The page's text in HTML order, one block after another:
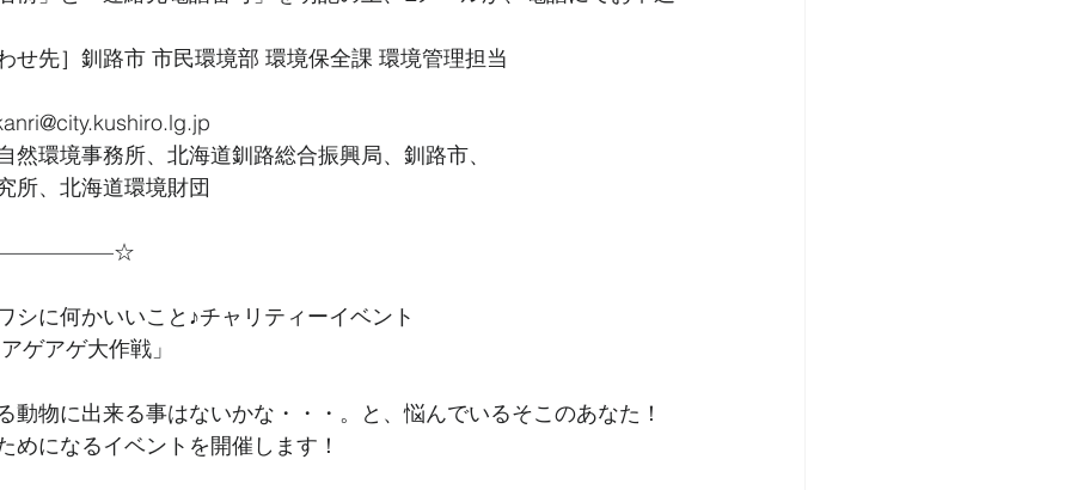
せ先］釧路市 市民環境部 環境保全課 環境管理担当
然環境事務所、北海道釧路総合振興局、釧路市、
北海道環境財団
シに何かいいこと♪チャリティーイベント
ゲ大作戦」
動物に出来る事はないかな・・・。と、悩んでいるそこのあなた！
めになるイベントを開催します！